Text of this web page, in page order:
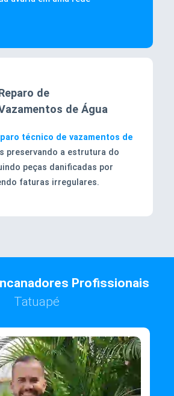
de
de Água
técnico de vazamentos de
preservando a estrutura do
peças danificadas por
faturas irregulares.
Profissionais
Tatuapé